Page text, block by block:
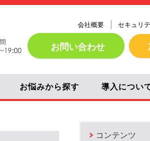
会社概要 セキュリ
お問い合わせ
お悩みから探す 導入につい
コンテンツ